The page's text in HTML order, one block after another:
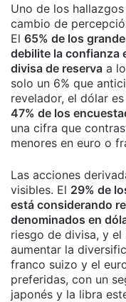
Uno de los
cambio de
El 65% de los
debilite la confianza
divisa de reserva a
solo un 6% que
revelador, el dólar es
47% de los
una cifra que
menores en euro o
Las acciones
visibles. El 29% de
está considerando
denominados en
riesgo de divisa, y el
aumentar la
franco suizo y el
preferidas, con un
japonés y la libra